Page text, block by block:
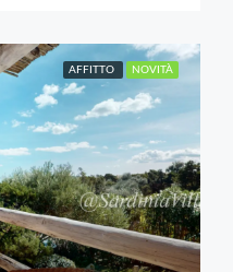
AFFITTO NOVITÀ